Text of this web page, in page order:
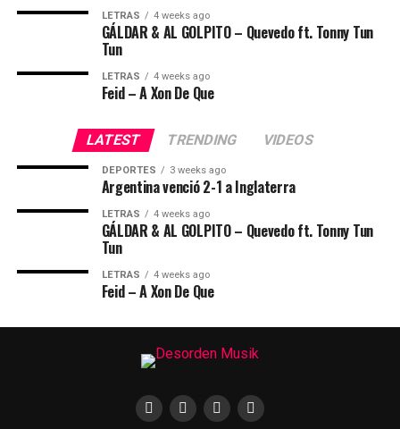
LETRAS 4 weeks ago
GÁLDAR & AL GOLPITO – Quevedo ft. Tonny Tun
Tun
LETRAS 4 weeks ago
Feid – A Xon De Que
LATEST TRENDING VIDEOS
DEPORTES 3 weeks ago
Argentina venció 2-1 a Inglaterra
LETRAS 4 weeks ago
GÁLDAR & AL GOLPITO – Quevedo ft. Tonny Tun
Tun
LETRAS 4 weeks ago
Feid – A Xon De Que